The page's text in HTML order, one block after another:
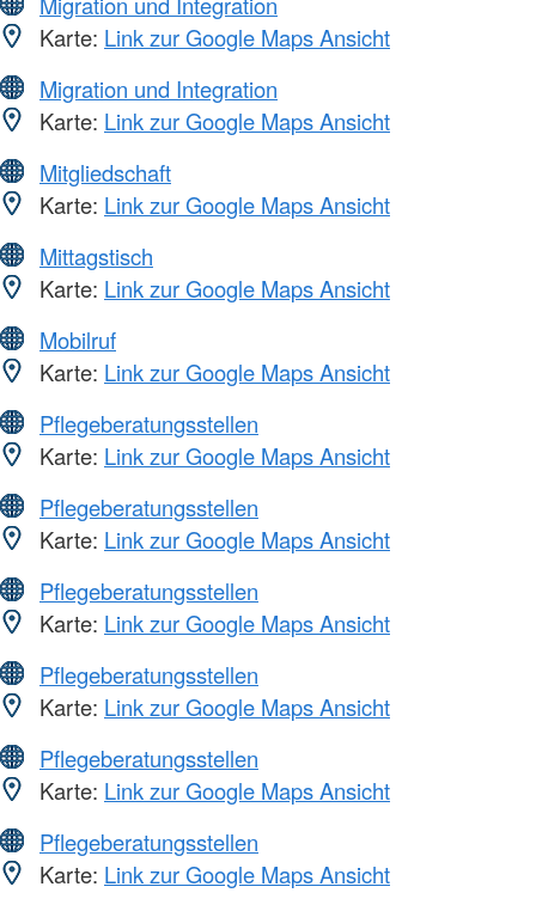
Karte: Link zur Google Maps Ansicht
Migration und Integration
Karte: Link zur Google Maps Ansicht
Mitgliedschaft
Karte: Link zur Google Maps Ansicht
Mittagstisch
Karte: Link zur Google Maps Ansicht
Mobilruf
Karte: Link zur Google Maps Ansicht
Pflegeberatungsstellen
Karte: Link zur Google Maps Ansicht
Pflegeberatungsstellen
Karte: Link zur Google Maps Ansicht
Pflegeberatungsstellen
Karte: Link zur Google Maps Ansicht
Pflegeberatungsstellen
Karte: Link zur Google Maps Ansicht
Pflegeberatungsstellen
Karte: Link zur Google Maps Ansicht
Pflegeberatungsstellen
Karte: Link zur Google Maps Ansicht